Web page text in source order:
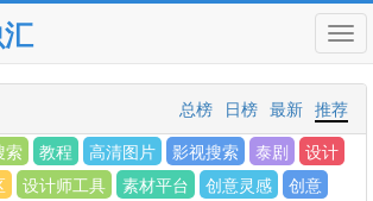
推荐
最新
日榜
总榜
索 教程 高清图片 影视搜索 泰剧
设计
设计师工具 素材平台 创意灵感
创意